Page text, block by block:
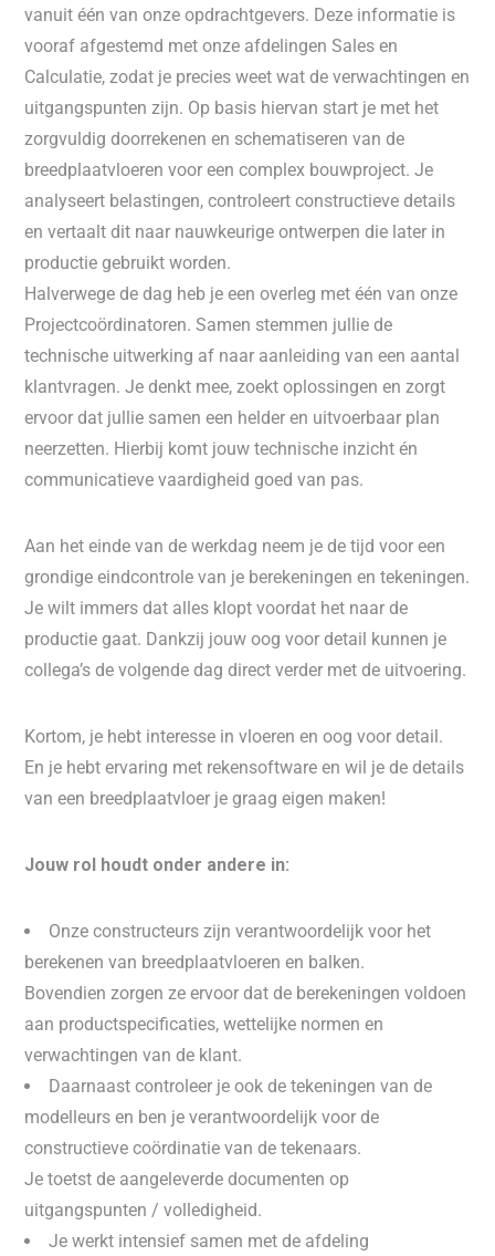
vanuit één van onze opdrachtgevers. Deze informatie is
vooraf afgestemd met onze afdelingen Sales en
Calculatie, zodat je precies weet wat de verwachtingen en
uitgangspunten zijn. Op basis hiervan start je met het
zorgvuldig doorrekenen en schematiseren van de
breedplaatvloeren voor een complex bouwproject. Je
analyseert belastingen, controleert constructieve details
en vertaalt dit naar nauwkeurige ontwerpen die later in
productie gebruikt worden.
Halverwege de dag heb je een overleg met één van onze
Projectcoördinatoren. Samen stemmen jullie de
technische uitwerking af naar aanleiding van een aantal
klantvragen. Je denkt mee, zoekt oplossingen en zorgt
ervoor dat jullie samen een helder en uitvoerbaar plan
neerzetten. Hierbij komt jouw technische inzicht én
communicatieve vaardigheid goed van pas.
Aan het einde van de werkdag neem je de tijd voor een
grondige eindcontrole van je berekeningen en tekeningen.
Je wilt immers dat alles klopt voordat het naar de
productie gaat. Dankzij jouw oog voor detail kunnen je
collega’s de volgende dag direct verder met de uitvoering.
Kortom, je hebt interesse in vloeren en oog voor detail.
En je hebt ervaring met rekensoftware en wil je de details
van een breedplaatvloer je graag eigen maken!
Jouw rol houdt onder andere in:
Onze constructeurs zijn verantwoordelijk voor het
berekenen van breedplaatvloeren en balken.
Bovendien zorgen ze ervoor dat de berekeningen voldoen
aan productspecificaties, wettelijke normen en
verwachtingen van de klant.
Daarnaast controleer je ook de tekeningen van de
modelleurs en ben je verantwoordelijk voor de
constructieve coördinatie van de tekenaars.
Je toetst de aangeleverde documenten op
uitgangspunten / volledigheid.
Je werkt intensief samen met de afdeling